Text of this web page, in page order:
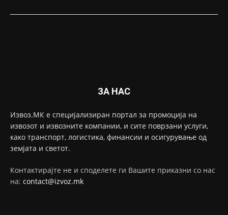
ЗА НАС
Извоз.МК е специјализиран портал за промоција на
извозот и извозните компании, и сите поврзани услуги,
како транспорт, логистика, финансии и осигурување од
земјата и светот.
Контактирајте не и споделете ги Вашите приказни со нас
на: contact@izvoz.mk